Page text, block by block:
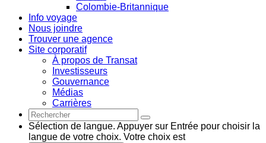
Colombie-Britannique
Info voyage
Nous joindre
Trouver une agence
Site corporatif
À propos de Transat
Investisseurs
Gouvernance
Médias
Carrières
Sélection de langue. Appuyer sur Entrée pour choisir la
langue de votre choix. Votre choix est